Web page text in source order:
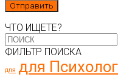
ЧТО ИЩЕТЕ?
ФИЛЬТР ПОИСКА
для для